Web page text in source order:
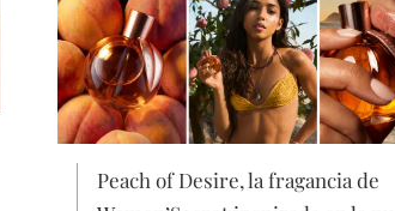
Peach of Desire, la fragancia de